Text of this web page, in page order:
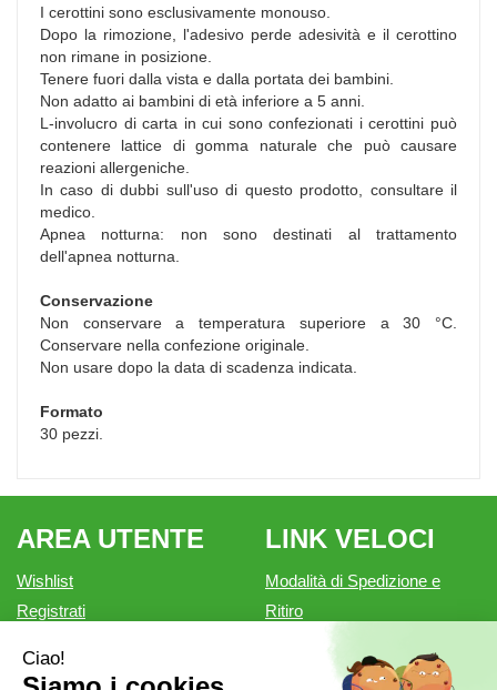
I cerottini sono esclusivamente monouso.
Dopo la rimozione, l'adesivo perde adesività e il cerottino
non rimane in posizione.
Tenere fuori dalla vista e dalla portata dei bambini.
Non adatto ai bambini di età inferiore a 5 anni.
L-involucro di carta in cui sono confezionati i cerottini può
contenere lattice di gomma naturale che può causare
reazioni allergeniche.
In caso di dubbi sull'uso di questo prodotto, consultare il
medico.
Apnea notturna: non sono destinati al trattamento
dell'apnea notturna.
Conservazione
Non conservare a temperatura superiore a 30 °C.
Conservare nella confezione originale.
Non usare dopo la data di scadenza indicata.
Formato
30 pezzi.
AREA UTENTE
Wishlist
Registrati
Contatti
LINK VELOCI
Modalità di Spedizione e
Ritiro
Informativa privacy